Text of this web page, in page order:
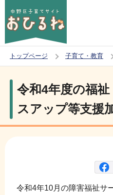
の
ー
す
トップページ 子育て・教育
か
令和4年度の福
スアップ等支援
令和4年10月の障害福祉サ